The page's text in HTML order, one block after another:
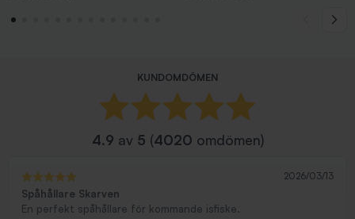
KUNDOMDÖMEN
4.9 av 5 (4020 omdömen)
2026/03/13
Spåhållare Skarven
En perfekt spåhållare för kommande isfiske.